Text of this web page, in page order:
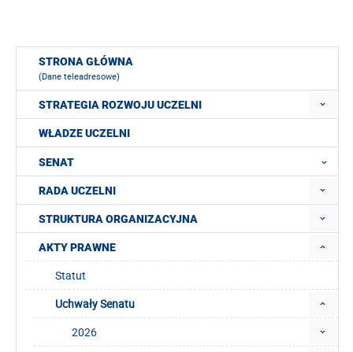
STRONA GŁÓWNA
(Dane teleadresowe)
STRATEGIA ROZWOJU UCZELNI
WŁADZE UCZELNI
SENAT
RADA UCZELNI
STRUKTURA ORGANIZACYJNA
AKTY PRAWNE
Statut
Uchwały Senatu
2026